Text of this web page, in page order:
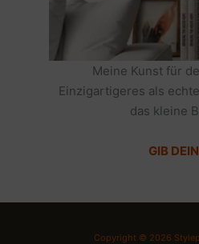
Meine Kunst für
Einzigartigeres als
das kleine
GIB
Copyright © 2026